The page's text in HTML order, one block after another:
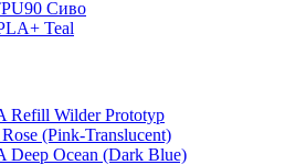
Сиво
Teal
Refill Wilder Prototyp
(Pink-Translucent)
Deep Ocean (Dark Blue)